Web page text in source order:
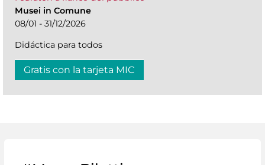
Musei in Comune
08/01 - 31/12/2026
Didáctica para todos
Gratis con la tarjeta MIC